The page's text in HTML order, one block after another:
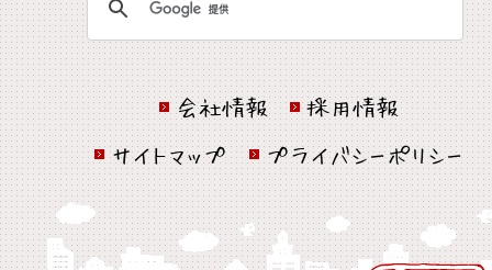
会社情報 採用情報
サイトマップ プライバシーポリシー